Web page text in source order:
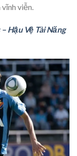
viễn.
Hậu Vệ Tài Năng